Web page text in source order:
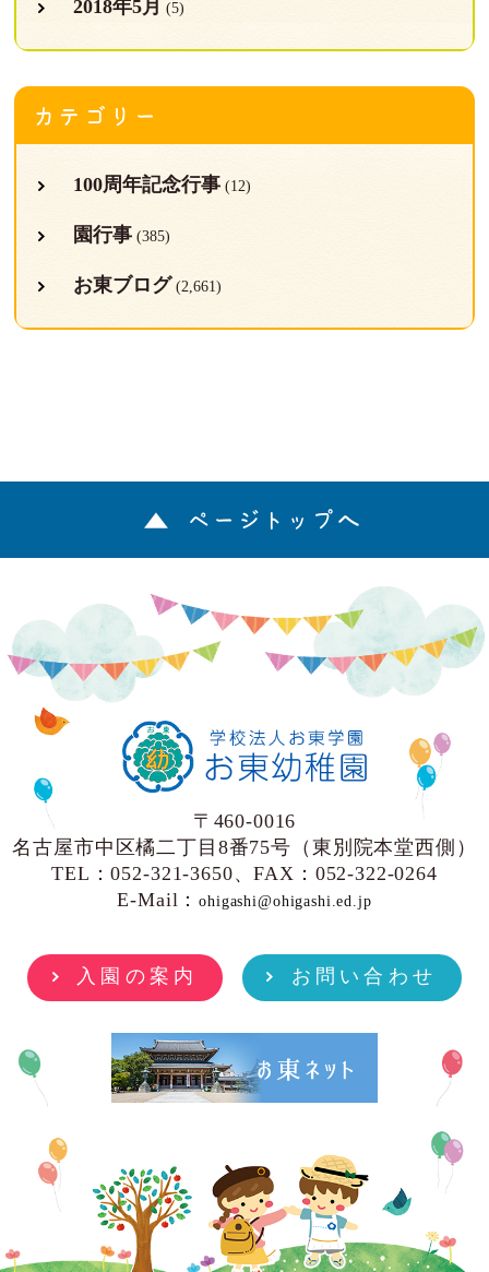
2018年5月 (5)
カテゴリー
100周年記念行事(12)
園行事(385)
お東ブログ (2,661)
ページトップへ
〒460-0016
名古屋市中区橘二丁目8番75号（東別院本堂西側）
TEL：052-321-3650、FAX：052-322-0264
E-Mail：ohigashi@ohigashi.ed.jp
入園の案内 お問い合わせ